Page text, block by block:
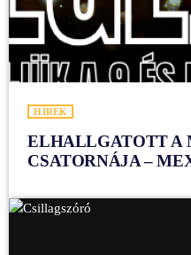
HÍREK
ELHALLGATOTT A
CSATORNÁJA –